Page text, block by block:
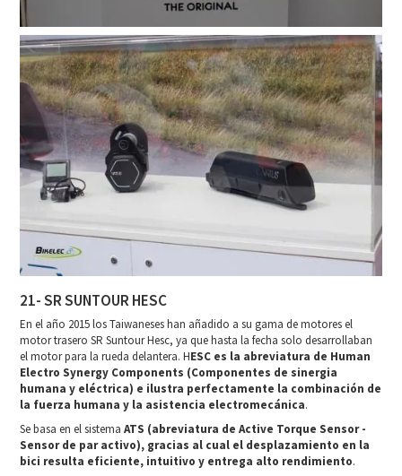
21- SR SUNTOUR HESC
En el año 2015 los Taiwaneses han añadido a su gama de motores el
motor trasero SR Suntour Hesc, ya que hasta la fecha solo desarrollaban
el motor para la rueda delantera. HESC es la abreviatura de Human
Electro Synergy Components (Componentes de sinergia
humana y eléctrica) e ilustra perfectamente la combinación de
la fuerza humana y la asistencia electromecánica.
Se basa en el sistemaATS (abreviatura de Active Torque Sensor -
Sensor de par activo), gracias al cual el desplazamiento en la
bici resulta eficiente, intuitivo y entrega alto rendimiento.